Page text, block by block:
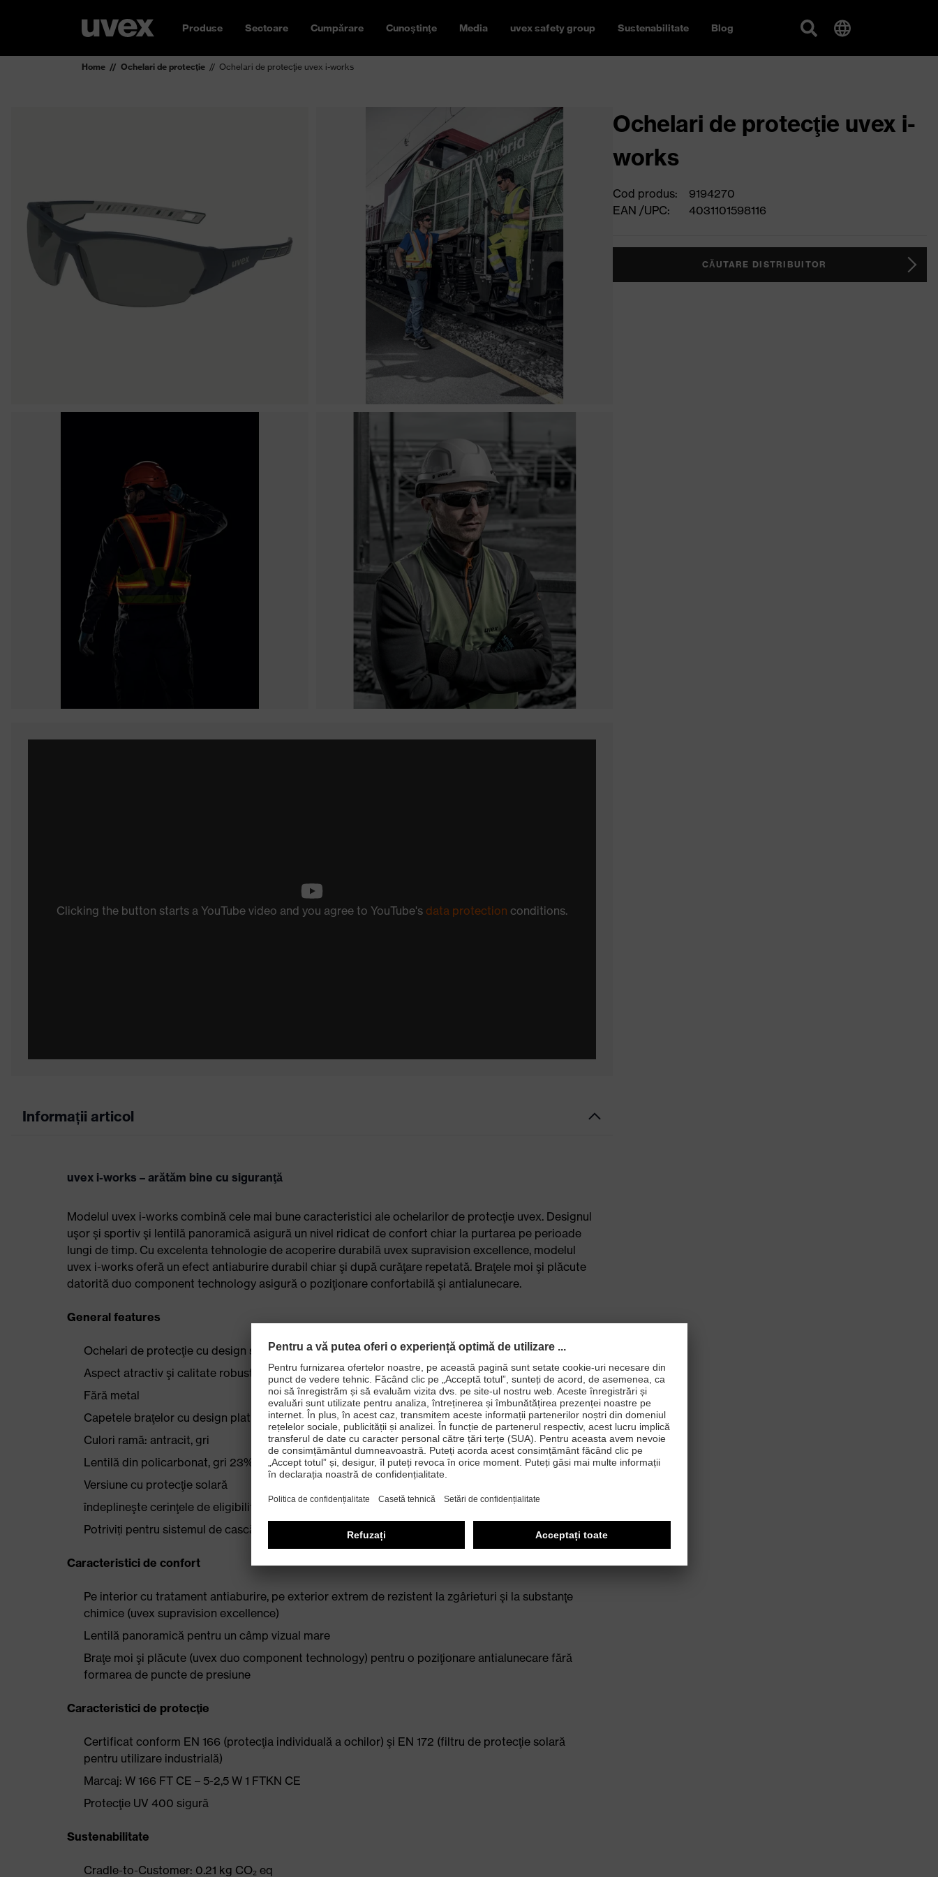
Produse Sectoare Cumpărare Cunoştinţe Media uvex safety group Sustenabilitate Blog
Home Ochelari de protecţie Ochelari de protecţie uvex i-works
Clicking the button starts a YouTube video and you agree to YouTube's data protection conditions.
Informații articol
uvex i-works – arătăm bine cu siguranţă
Modelul uvex i-works combină cele mai bune caracteristici ale ochelarilor de protecţie uvex. Designul
uşor şi sportiv şi lentilă panoramică asigură un nivel ridicat de confort chiar la purtarea pe perioade
lungi de timp. Cu excelenta tehnologie de acoperire durabilă uvex supravision excellence, modelul
uvex i-works oferă un efect antiaburire durabil chiar şi după curăţare repetată. Braţele moi şi plăcute
datorită duo component technology asigură o poziţionare confortabilă şi antialunecare.
General features
Ochelari de protecţie cu design sportiv
Aspect atractiv şi calitate robustă
Fără metal
Capetele braţelor cu design plat şi orificiu pentru fixarea unui şnur pentru ochelari
Culori ramă: antracit, gri
Lentilă din policarbonat, gri 23%
Versiune cu protecţie solară
îndeplineşte cerinţele de eligibilitate ale BG BAU
Potriviți pentru sistemul de cască uvex IES
Caracteristici de confort
Pe interior cu tratament antiaburire, pe exterior extrem de rezistent la zgârieturi şi la substanţe
chimice (uvex supravision excellence)
Lentilă panoramică pentru un câmp vizual mare
Braţe moi şi plăcute (uvex duo component technology) pentru o poziţionare antialunecare fără
formarea de puncte de presiune
Caracteristici de protecţie
Certificat conform EN 166 (protecţia individuală a ochilor) şi EN 172 (filtru de protecţie solară
pentru utilizare industrială)
Marcaj: W 166 FT CE – 5-2,5 W 1 FTKN CE
Protecţie UV 400 sigură
Sustenabilitate
Cradle-to-Customer: 0.21 kg CO₂ eq
Ochelari de protecţie uvex i-
works
Cod produs:
9194270
EAN /UPC:
4031101598116
CĂUTARE DISTRIBUITOR